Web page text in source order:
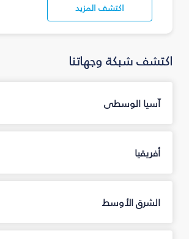
اكتشف المزيد
اكتشف شبكة وجهاتنا
آسيا الوسطى
أفريقيا
الشرق الأوسط